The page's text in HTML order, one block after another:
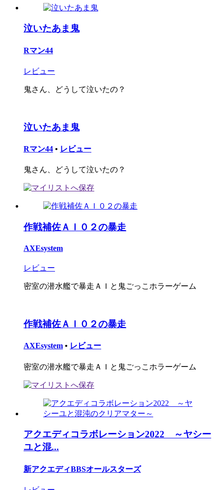
泣いたあま鬼
Rマン44
レビュー
鬼さん、どうして泣いたの？
泣いたあま鬼
Rマン44 • レビュー
鬼さん、どうして泣いたの？
作戦補佐ＡＩ０２の暴走
AXEsystem
レビュー
密室の潜水艦で暴走ＡＩと鬼ごっこホラーゲーム
作戦補佐ＡＩ０２の暴走
AXEsystem • レビュー
密室の潜水艦で暴走ＡＩと鬼ごっこホラーゲーム
アクエディコラボレーション2022 ～ヤシー
ユと混...
新アクエディBBSオールスターズ